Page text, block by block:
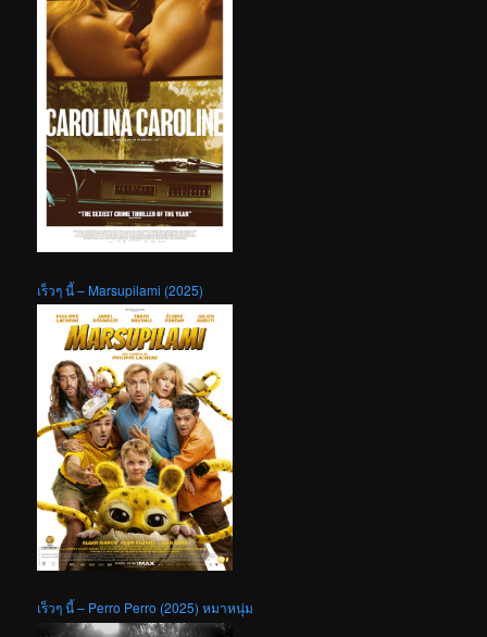
เร็วๆ นี้ – Marsupilami (2025)
เร็วๆ นี้ – Perro Perro (2025) หมาหนุ่ม